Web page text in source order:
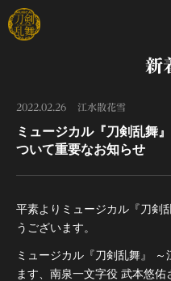
新
2022.02.26 江水散花雪
ミュージカル『刀剣乱舞
ついて重要なお知らせ
平素よりミュージカル『刀剣
うございます。
ミュージカル『刀剣乱舞』
ます、南泉一文字役 武本悠